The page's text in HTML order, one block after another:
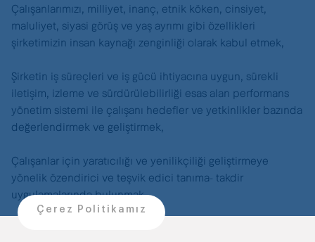
Çalışanlarımızı, milliyet, inanç, etnik köken, cinsiyet,
maluliyet, siyasi görüş ve yaş ayrımı gibi özellikleri
şirketimizin insan kaynağı zenginliği olarak kabul etmek,
Şirketin iş süreçleri ve iş gücü ihtiyacına uygun, sürekli
iletişim, izleme ve sürdürülebilirliği esas alan performans
yönetim sistemi ile çalışanı hedefler ve yetkinlikler bazında
değerlendirmek ve geliştirmek,
Çalışanlar için yaratıcılığı ve yenilikçiliği geliştirmeye
yönelik özendirici ve teşvik edici tanıma- takdir
uygulamalarında bulunmak,
Çerez Politikamız